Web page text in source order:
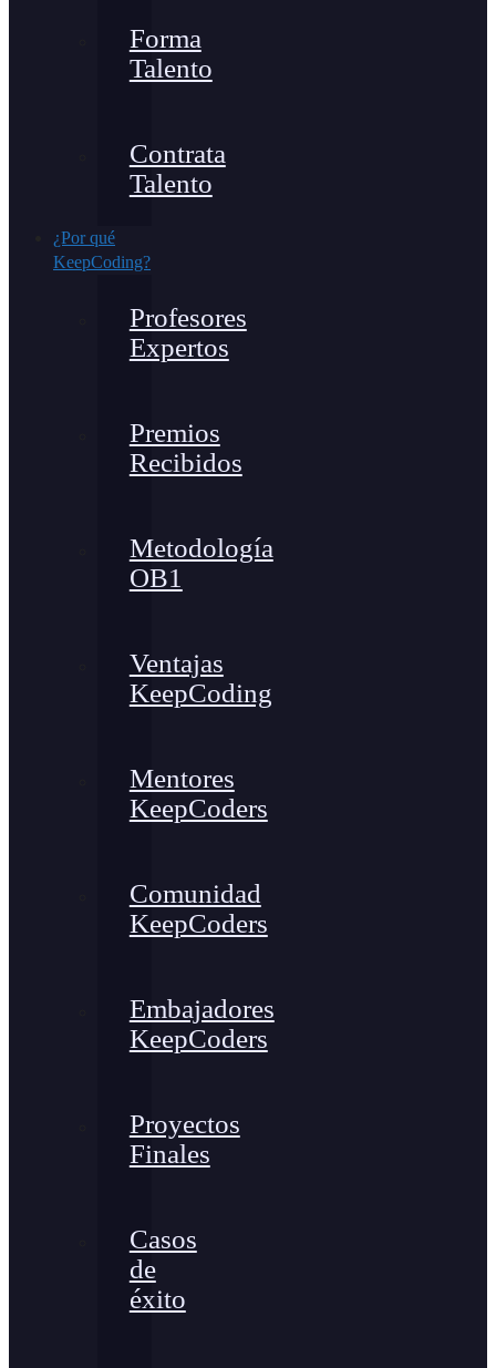
Forma
Talento
Contrata
Talento
¿Por qué
KeepCoding?
Profesores
Expertos
Premios
Recibidos
Metodología
OB1
Ventajas
KeepCoding
Mentores
KeepCoders
Comunidad
KeepCoders
Embajadores
KeepCoders
Proyectos
Finales
Casos
de
éxito